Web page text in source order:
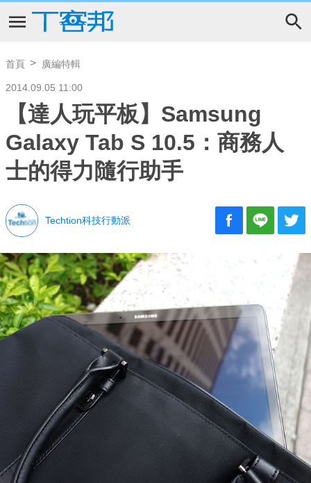
首頁 廣編特輯
2014.09.05 11:00
【達人玩平板】Samsung
Galaxy Tab S 10.5：商務人
士的得力隨行助手
Techtion科技行動派